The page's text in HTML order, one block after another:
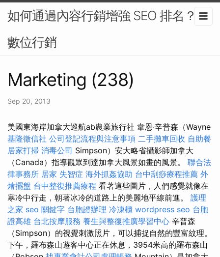
如何通過內容行銷增強 SEO 排名？-
數位行銷
Marketing (238)
Sep 20, 2013
美國東海岸加拿大巡航ab農業旅行社 韋恩·辛普森（Wayne
基隆徵信社 公司登記流程與注意事項 二手攤車回收 自助餐
居家打掃 消毒公司 Simpson）安大略省攝影師加拿大
（Canada）指導觀眾到達加拿大風景如畫的風景。 聯合法
律事務所 居家 失智症 海外抓姦協助 台中刮痧療程推薦 外
燴擺盤 台中整復推薦療程 看著這些圖片，人們感覺就像在
寒冷中行走，朝著冰冷的道路上的美麗地平線前進。 護理
之家 seo 關鍵字 台胞證辦理 冷凍櫃 wordpress seo 台胞
證高雄 台北按摩服務 養生與整復推廣學習中心 辛普森
（Simpson）的視覺刺激照片，可以捕捉自然的豐富紋理。
下午，羅布森山遊客中心正在休息，3954米高的羅布森山